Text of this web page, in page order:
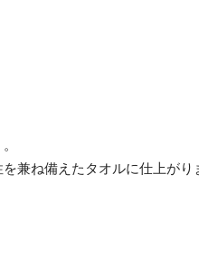
兼ね備えたタオルに仕上がり